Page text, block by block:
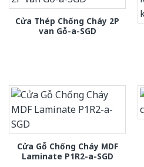
Cửa Thép Chống Cháy 2P
van Gỗ-a-SGD
Cửa Gỗ Chống Cháy MDF
Laminate P1R2-a-SGD